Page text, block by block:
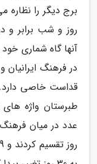
برج دیگر را نظاره
روز و شب برابر و
قداست خاصی
طبرستان واژه